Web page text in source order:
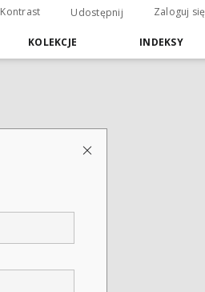
Kontrast Udostępnij Zaloguj się
KOLEKCJE INDEKSY